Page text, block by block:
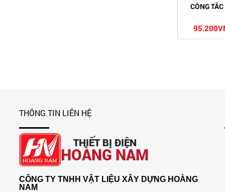
CÔNG
THÔNG TIN LIÊN HỆ
THIẾT BỊ ĐIỆN
HOÀNG NAM
CÔNG TY TNHH VẬT LIỆU XÂY DỰNG HOÀNG
NAM